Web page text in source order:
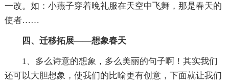
一改。如：小燕子穿着晚礼服在天空中飞舞，那是春天的
使者……
四、迁移拓展——想象春天
1、多么诗意的想象，多么美丽的句子啊！其实我们
还可以大胆想象，使我们的比喻更有创意，下面就让我们